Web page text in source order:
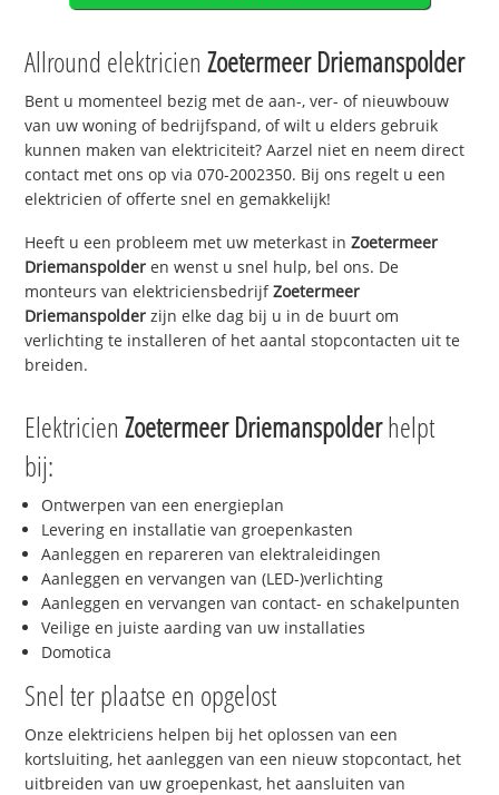
Allround elektricienZoetermeer Driemanspolder
Bent u momenteel bezig met de aan-, ver- of nieuwbouw
van uw woning of bedrijfspand, of wilt u elders gebruik
kunnen maken van elektriciteit? Aarzel niet en neem direct
contact met ons op via 070-2002350. Bij ons regelt u een
elektricien of offerte snel en gemakkelijk!
Heeft u een probleem met uw meterkast inZoetermeer
Driemanspolder en wenst u snel hulp, bel ons. De
monteurs van elektriciensbedrijfZoetermeer
Driemanspolder zijn elke dag bij u in de buurt om
verlichting te installeren of het aantal stopcontacten uit te
breiden.
ElektricienZoetermeer Driemanspolderhelpt
bij:
Ontwerpen van een energieplan
Levering en installatie van groepenkasten
Aanleggen en repareren van elektraleidingen
Aanleggen en vervangen van (LED-)verlichting
Aanleggen en vervangen van contact- en schakelpunten
Veilige en juiste aarding van uw installaties
Domotica
Snel ter plaatse en opgelost
Onze elektriciens helpen bij het oplossen van een
kortsluiting, het aanleggen van een nieuw stopcontact, het
uitbreiden van uw groepenkast, het aansluiten van